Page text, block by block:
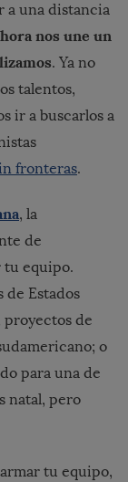
a una distancia
nos une un
. Ya no
talentos,
ir a buscarlos a
fronteras.
, la
de
tu equipo.
de Estados
proyectos de
o
para una de
natal, pero
tu equipo,